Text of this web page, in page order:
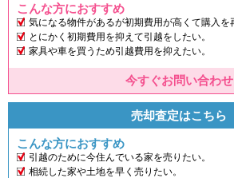
こんな方におすすめ
気になる物件があるが初期費用が高くて購入を
とにかく初期費用を抑えて引越をしたい。
家具や車を買うため引越費用を抑えたい。
今すぐお問い合わせ
売却査定はこちら
こんな方におすすめ
引越のために今住んでいる家を売りたい。
相続した家や土地を早く売りたい。